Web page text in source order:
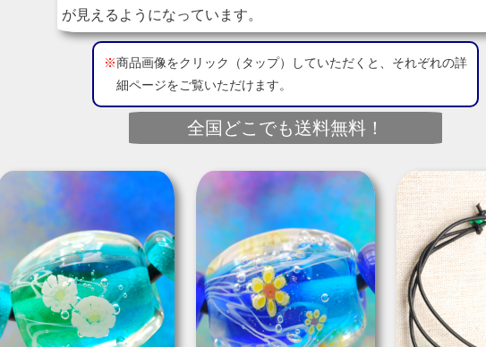
が見えるようになっています。
※商品画像をクリック（タップ）していただくと、それぞれの詳
細ページをご覧いただけます。
全国どこでも送料無料！